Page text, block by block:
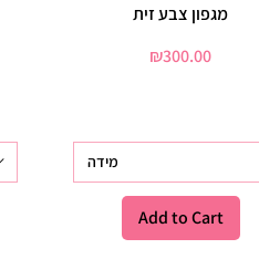
Quick View
מגפון צבע זית
Price
₪300.00
מידה
Add to Cart